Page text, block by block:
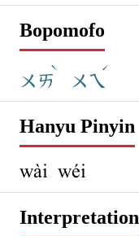
Bopomofo
ㄨㄞ
ˋ
ㄨㄟ
ˊ
Hanyu Pinyin
wài wéi
Interpretation